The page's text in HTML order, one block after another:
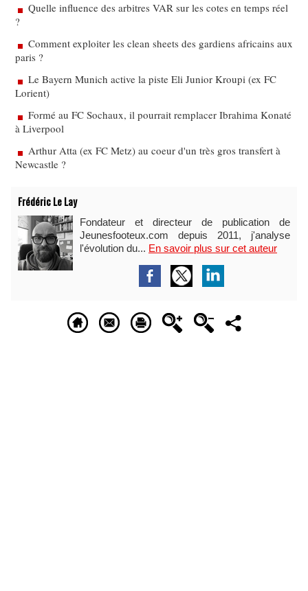
Quelle influence des arbitres VAR sur les cotes en temps réel
?
Comment exploiter les clean sheets des gardiens africains aux
paris ?
Le Bayern Munich active la piste Eli Junior Kroupi (ex FC
Lorient)
Formé au FC Sochaux, il pourrait remplacer Ibrahima Konaté
à Liverpool
Arthur Atta (ex FC Metz) au coeur d'un très gros transfert à
Newcastle ?
Frédéric Le Lay
Fondateur et directeur de publication de
Jeunesfooteux.com depuis 2011, j'analyse
l'évolution du... En savoir plus sur cet auteur